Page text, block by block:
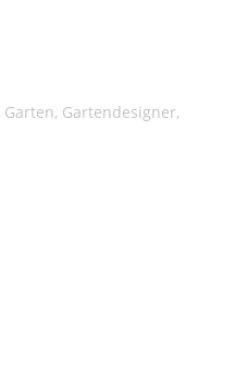
Garten, Gartendesigner,